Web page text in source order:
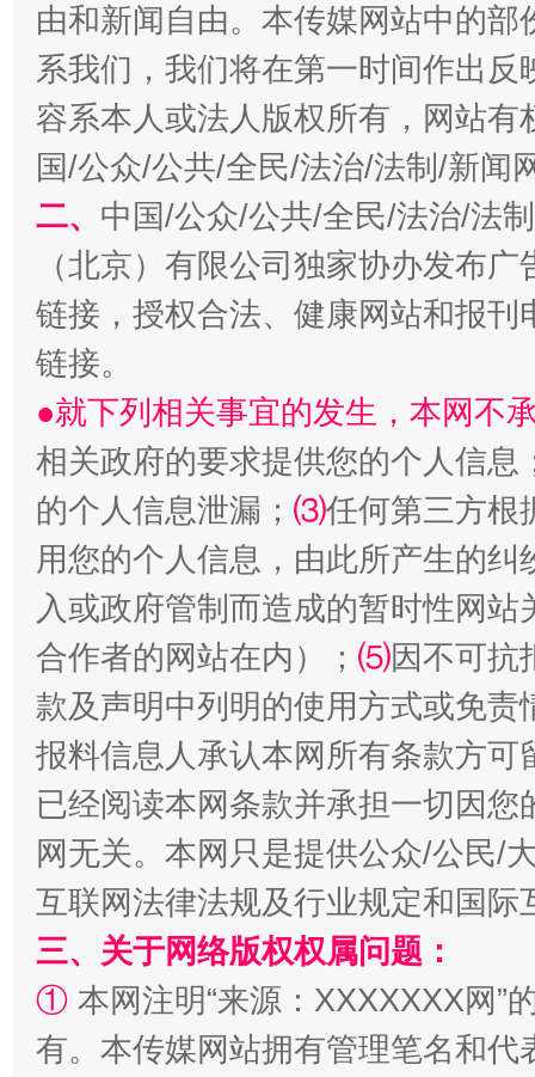
阿坝州三大球赛在茂县开幕 规模
国家大学科技园优化重塑工作
扯下公款旅游的“隐身衣” 如何以
由和新闻自由。本传媒网站中的
系我们，我们将在第一时间作出
容系本人或法人版权所有，网站
国/公众/公共/全民/法治/法制/新闻
二、 中国/公众/公共/全民/法治/法
（北京）有限公司独家协办发布
链接，授权合法、健康网站和报
链接。
●就下列相关事宜的发生，本网不
相关政府的要求提供您的个人信息
的个人信息泄漏； ⑶任何第三方根
用您的个人信息，由此所产生的纠
入或政府管制而造成的暂时性网
合作者的网站在内）； ⑸因不可抗
款及声明中列明的使用方式或免责
报料信息人承认本网所有条款方
已经阅读本网条款并承担一切因
网无关。本网只是提供公众/公民/
互联网法律法规及行业规定和国
三、关于网络版权权属问题：
① 本网注明“来源：XXXXXXX网”
有。本传媒网站拥有管理笔名和